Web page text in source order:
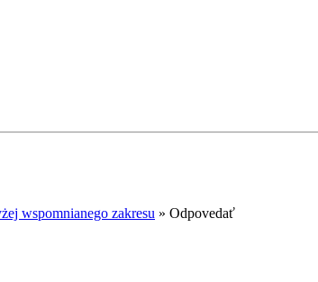
wspomnianego zakresu » Odpovedať